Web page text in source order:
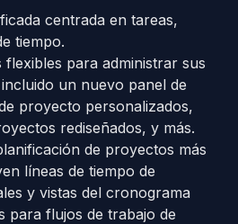
centrada en tareas,
tiempo.
flexibles para administrar sus
un nuevo panel de
proyecto personalizados,
rediseñados, y más.
de proyectos más
líneas de tiempo de
y vistas del cronograma
para flujos de trabajo de